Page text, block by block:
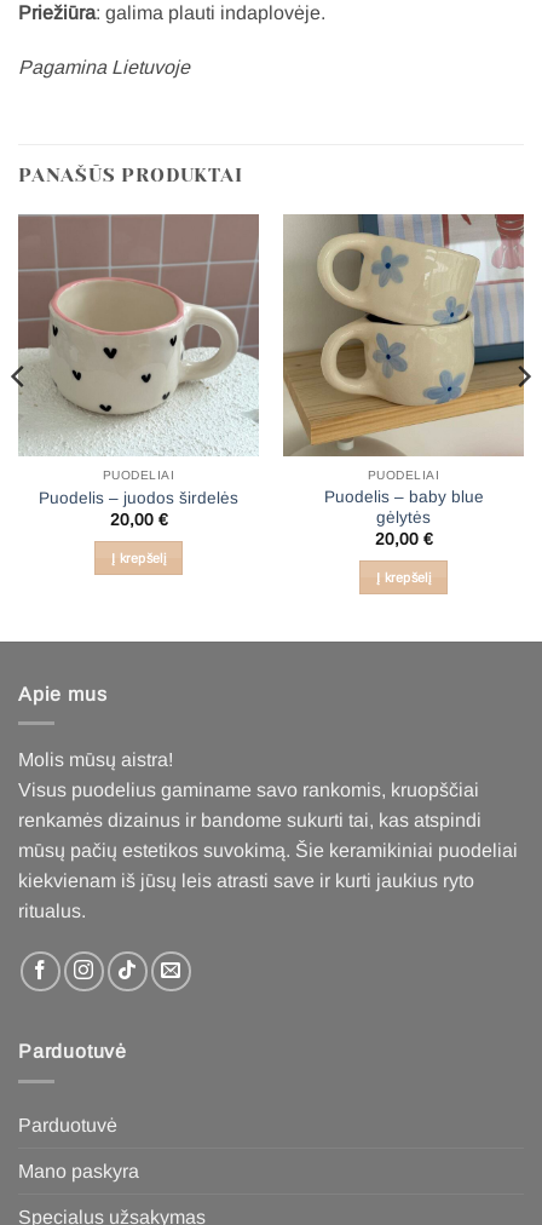
Priežiūra: galima plauti indaplovėje.
Pagamina Lietuvoje
PANAŠŪS PRODUKTAI
PUODELIAI
Puodelis – juodos širdelės
20,00 €
Į krepšelį
PUODELIAI
Puodelis – baby blue
gėlytės
20,00 €
Į krepšelį
Apie mus
Molis mūsų aistra!
Visus puodelius gaminame savo rankomis, kruopščiai
renkamės dizainus ir bandome sukurti tai, kas atspindi
mūsų pačių estetikos suvokimą. Šie keramikiniai puodeliai
kiekvienam iš jūsų leis atrasti save ir kurti jaukius ryto
ritualus.
Parduotuvė
Parduotuvė
Mano paskyra
Specialus užsakymas